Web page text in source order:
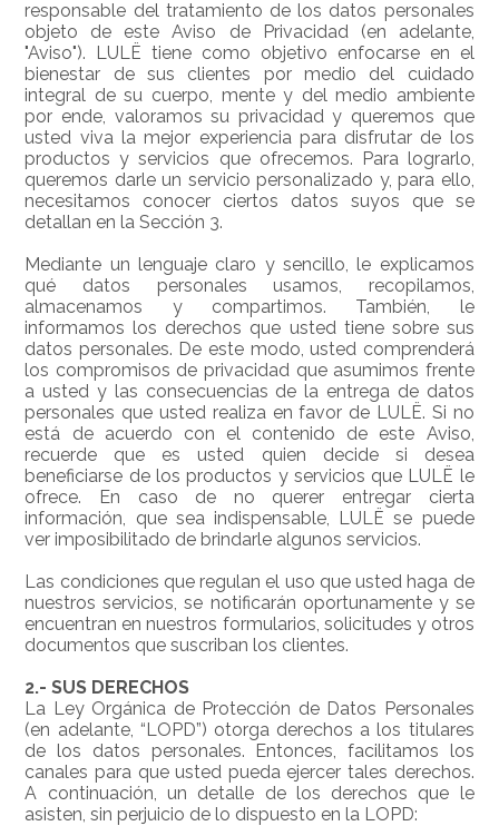
responsable del tratamiento de los datos personales
objeto de este Aviso de Privacidad (en adelante,
"Aviso"). LULË tiene como objetivo enfocarse en el
bienestar de sus clientes por medio del cuidado
integral de su cuerpo, mente y del medio ambiente
por ende, valoramos su privacidad y queremos que
usted viva la mejor experiencia para disfrutar de los
productos y servicios que ofrecemos. Para lograrlo,
queremos darle un servicio personalizado y, para ello,
necesitamos conocer ciertos datos suyos que se
detallan en la Sección 3.
Mediante un lenguaje claro y sencillo, le explicamos
qué datos personales usamos, recopilamos,
almacenamos y compartimos. También, le
informamos los derechos que usted tiene sobre sus
datos personales. De este modo, usted comprenderá
los compromisos de privacidad que asumimos frente
a usted y las consecuencias de la entrega de datos
personales que usted realiza en favor de LULË. Si no
está de acuerdo con el contenido de este Aviso,
recuerde que es usted quien decide si desea
beneficiarse de los productos y servicios que LULË le
ofrece. En caso de no querer entregar cierta
información, que sea indispensable, LULË se puede
ver imposibilitado de brindarle algunos servicios.
Las condiciones que regulan el uso que usted haga de
nuestros servicios, se notificarán oportunamente y se
encuentran en nuestros formularios, solicitudes y otros
documentos que suscriban los clientes.
2.- SUS DERECHOS
La Ley Orgánica de Protección de Datos Personales
(en adelante, “LOPD”) otorga derechos a los titulares
de los datos personales. Entonces, facilitamos los
canales para que usted pueda ejercer tales derechos.
A continuación, un detalle de los derechos que le
asisten, sin perjuicio de lo dispuesto en la LOPD: